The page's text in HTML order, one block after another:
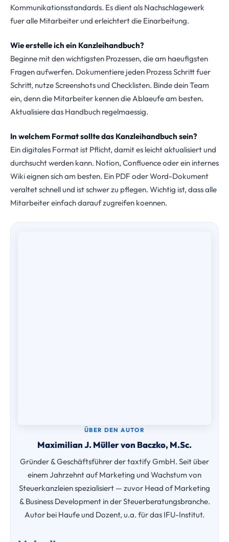
Kommunikationsstandards. Es dient als Nachschlagewerk
fuer alle Mitarbeiter und erleichtert die Einarbeitung.
Wie erstelle ich ein Kanzleihandbuch?
Beginne mit den wichtigsten Prozessen, die am haeufigsten
Fragen aufwerfen. Dokumentiere jeden Prozess Schritt fuer
Schritt, nutze Screenshots und Checklisten. Binde dein Team
ein, denn die Mitarbeiter kennen die Ablaeufe am besten.
Aktualisiere das Handbuch regelmaessig.
In welchem Format sollte das Kanzleihandbuch sein?
Ein digitales Format ist Pflicht, damit es leicht aktualisiert und
durchsucht werden kann. Notion, Confluence oder ein internes
Wiki eignen sich am besten. Ein PDF oder Word-Dokument
veraltet schnell und ist schwer zu pflegen. Wichtig ist, dass alle
Mitarbeiter einfach darauf zugreifen koennen.
Haufe: Kanzleiwachstum
Alle Beiträge